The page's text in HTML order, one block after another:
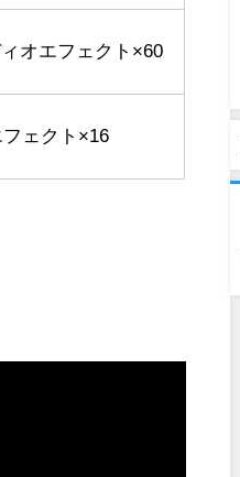
オエフェクト×60
ェクト×16